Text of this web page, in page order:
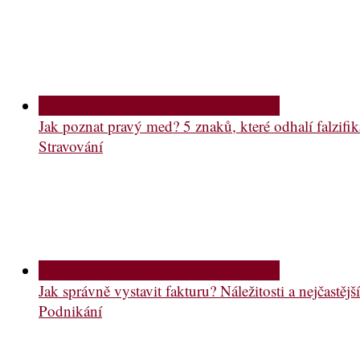
Jak poznat pravý med? 5 znaků, které odhalí
Stravování
Jak správně vystavit fakturu? Náležitosti a
Podnikání